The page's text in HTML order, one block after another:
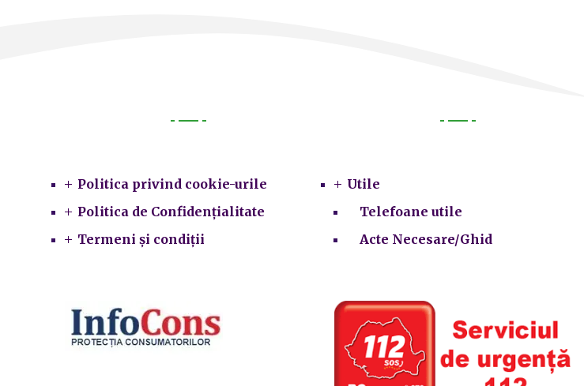
Politica privind cookie-urile
Politica de Confidențialitate
Termeni și condiții
Utile
Telefoane utile
Acte Necesare/Ghid